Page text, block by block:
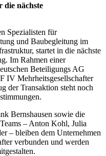
die nächste
Spezialisten für
und Baubegleitung im
startet in die nächste
Im Rahmen einer
Beteiligungs AG
IV Mehrheitsgesellschafter
der Transaktion steht noch
Bernshausen sowie die
– Anton Kohl, Julia
– bleiben dem Unternehmen
verbunden und werden